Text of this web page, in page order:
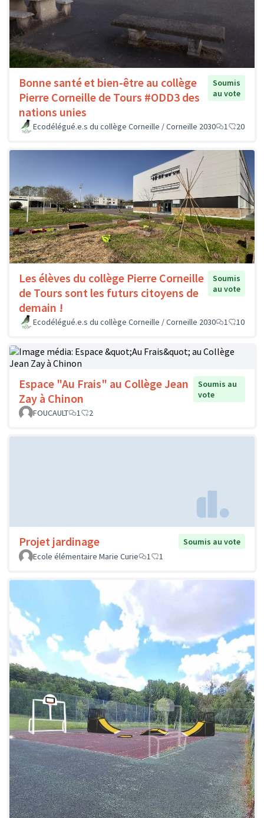
Bonne santé et bien-être au collège
Pierre Corneille de Tours #ODD3 des
nations unies
Soumis
au vote
Ecodélégué.e.s du collège Corneille / Corneille 2030 1 20
Les élèves du collège Pierre Corneille
de Tours sont les futurs citoyens de
demain !
Soumis
au vote
Ecodélégué.e.s du collège Corneille / Corneille 2030 1 10
Espace "Au Frais" au Collège Jean
Zay à Chinon
Soumis au
vote
FOUCAULT
1 2
Projet jardinage
Soumis au vote
Ecole élémentaire Marie Curie
1 1